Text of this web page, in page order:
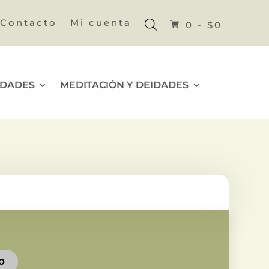
Contacto Mi cuenta 0 - $0
MEDITACIÓN Y DEIDADES